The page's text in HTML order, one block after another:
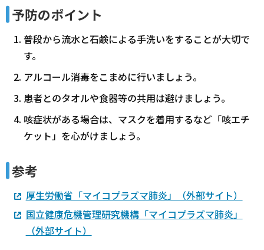
予防のポイント
普段から流水と石鹸による手洗いをすることが大切で
す。
アルコール消毒をこまめに行いましょう。
患者とのタオルや食器等の共用は避けましょう。
咳症状がある場合は、マスクを着用するなど「咳エチ
ケット」を心がけましょう。
参考
厚生労働省「マイコプラズマ肺炎」（外部サイト）
国立健康危機管理研究機構「マイコプラズマ肺炎」
（外部サイト）